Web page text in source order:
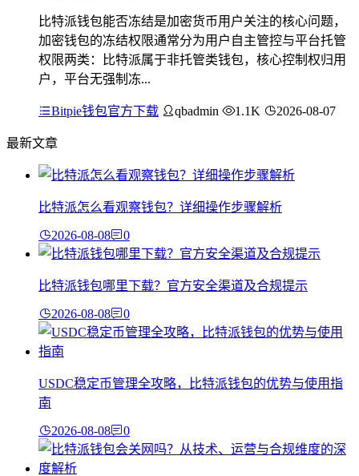
比特派钱包能否冻结是加密货币用户关注的核心问题，
加密钱包的冻结权限通常分为用户自主管控与平台托管
权限两类：比特派属于非托管类钱包，核心控制权归用
户，平台无强制冻...
Bitpie钱包官方下载 qbadmin 1.1K 2026-08-07
最新文章
比特派怎么看观察钱包？详细操作步骤解析
2026-08-08 0
比特派钱包哪里下载？官方安全渠道及合规提示
2026-08-08 0
USDC稳定币管理全攻略，比特派钱包的优势与使用指
南
2026-08-08 0